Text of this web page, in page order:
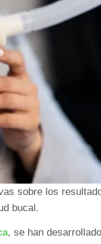
sobre los
bucal.
, se han